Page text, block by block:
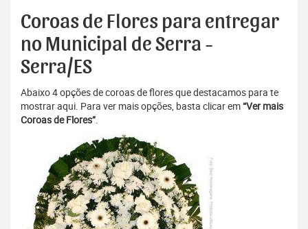
Coroas de Flores para entregar
no Municipal de Serra -
Serra/ES
Abaixo 4 opções de coroas de flores que destacamos para te
mostrar aqui. Para ver mais opções, basta clicar em“Ver mais
Coroas de Flores”.